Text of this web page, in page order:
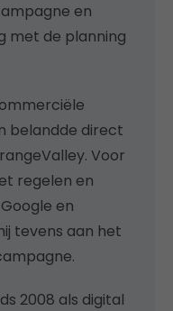
en
met de planning
belandde direct
Voor
regelen en
en
tevens aan het
2008 als digital